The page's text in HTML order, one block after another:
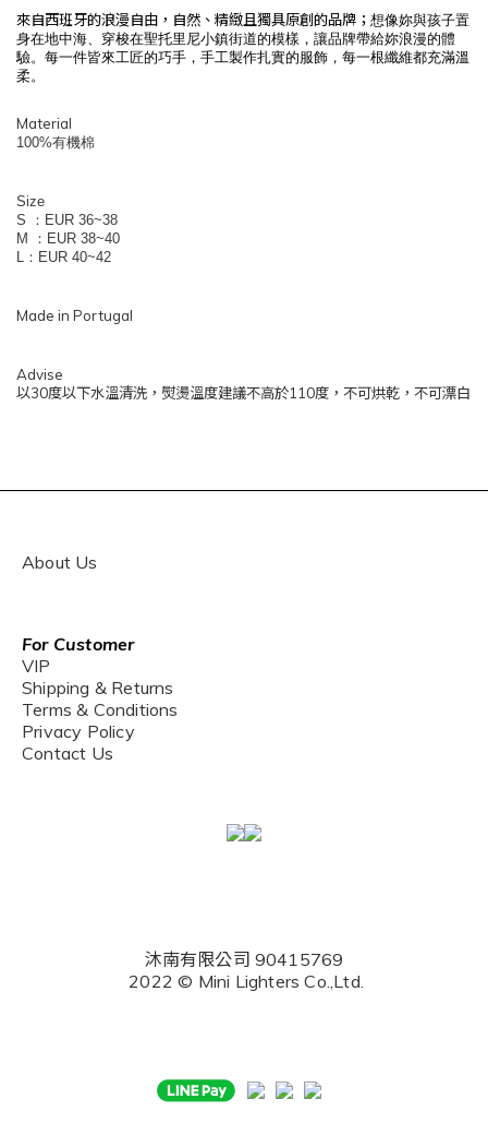
來自西班牙的浪漫自由，自然、精緻且獨具原創的品牌； 想像妳與孩子置
身在地中海、穿梭在聖托里尼小鎮街道的模樣，讓品牌帶給妳浪漫的體
驗。 每一件皆來工匠的巧手，手工製作扎實的服飾，每一根纖維都充滿溫
柔。
Material
100%有機棉
Size
S ：EUR 36~38
M ：EUR 38~40
L：EUR 40~42
Made in Portugal
Advise
以30度以下水溫清洗，熨燙溫度建議不高於110度，不可烘乾，不可漂白
About Us
For Customer
VIP
Shipping & Returns
Terms & Conditions
Privacy Policy
Contact Us
沐南有限公司 90415769
2022 © Mini Lighters Co.,Ltd.